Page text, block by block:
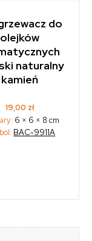
do
olejków
naturalny
kamień
19,00 zł
6 × 6 × 8 cm
BAC-9911A